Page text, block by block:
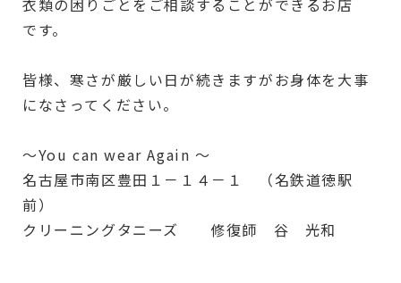
衣類の困りごとをご相談することができるお店
です。
皆様、寒さが厳しい日が続きますがお身体を大事
になさってください。
～You can wear Again ～
名古屋市南区豊田１－１４－１ （名鉄道徳駅
前）
クリーニングタニーズ 修復師 谷 光和